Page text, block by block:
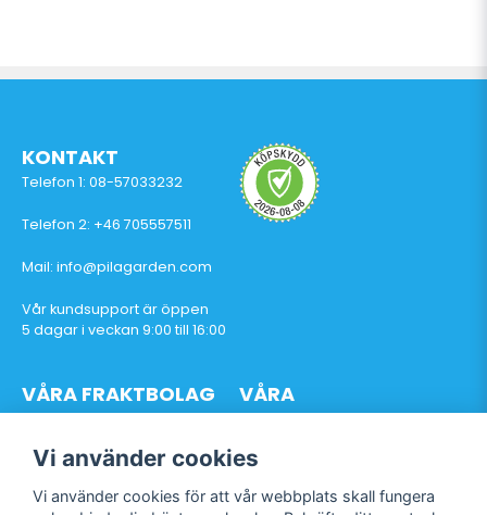
KONTAKT
Telefon 1: 08-57033232
Telefon 2: +46 705557511
Mail: info@pilagarden.com
Vår kundsupport är öppen
5 dagar i veckan 9:00 till 16:00
VÅRA FRAKTBOLAG
VÅRA
Vi använder cookies
Vi använder cookies för att vår webbplats skall fungera